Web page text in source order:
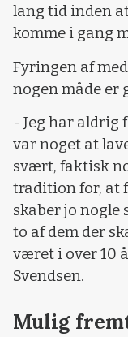
lang tid inden
komme i gang
Fyringen af
nogen måde er
- Jeg har aldrig
var noget at
svært, faktisk
tradition for, at
skaber jo nogle
to af dem der
været i over 10
Svendsen.
Mulig